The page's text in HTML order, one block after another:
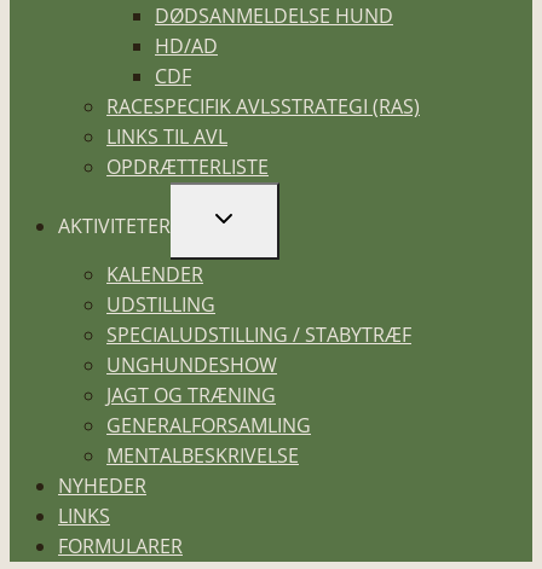
DØDSANMELDELSE HUND
HD/AD
CDF
RACESPECIFIK AVLSSTRATEGI (RAS)
LINKS TIL AVL
OPDRÆTTERLISTE
AKTIVITETER
SKIFT
KALENDER
UDSTILLING
SPECIALUDSTILLING / STABYTRÆF
UNGHUNDESHOW
JAGT OG TRÆNING
GENERALFORSAMLING
MENTALBESKRIVELSE
NYHEDER
LINKS
FORMULARER